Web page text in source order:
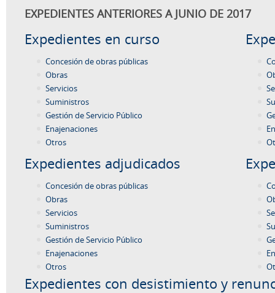
EXPEDIENTES ANTERIORES A JUNIO DE 2017
Expedientes en curso
Concesión de obras públicas
Obras
Servicios
Suministros
Gestión de Servicio Público
Enajenaciones
Otros
Expedientes adjudicados
Concesión de obras públicas
Obras
Servicios
Suministros
Gestión de Servicio Público
Enajenaciones
Otros
Expedientes con desistimiento y